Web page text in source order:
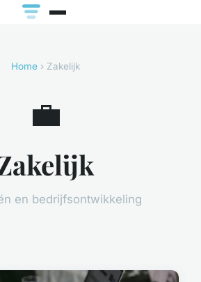
Home› Zakelijk
💼
en bedrijfsontwikkeling